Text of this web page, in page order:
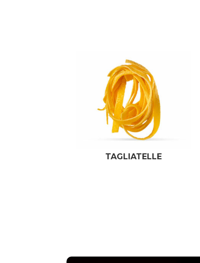
TAGLIATELLE